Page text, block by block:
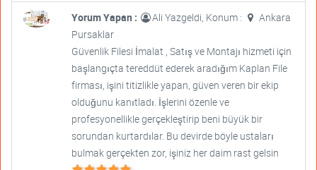
Yorum Yapan : Ali Yazgeldi, Konum :
Ankara
Pursaklar
Güvenlik Filesi İmalat , Satış ve Montajı hizmeti için
başlangıçta tereddüt ederek aradığım Kaplan File
firması, işini titizlikle yapan, güven veren bir ekip
olduğunu kanıtladı. İşlerini özenle ve
profesyonellikle gerçekleştirip beni büyük bir
sorundan kurtardılar. Bu devirde böyle ustaları
bulmak gerçekten zor, işiniz her daim rast gelsin